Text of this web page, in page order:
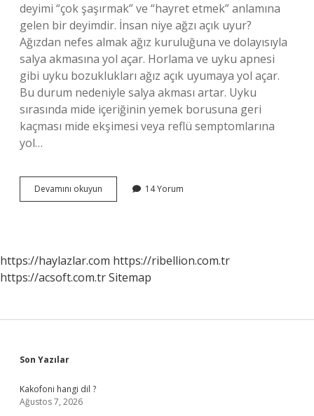
deyimi “çok şaşırmak” ve “hayret etmek” anlamına
gelen bir deyimdir. İnsan niye ağzı açık uyur?
Ağızdan nefes almak ağız kuruluğuna ve dolayısıyla
salya akmasına yol açar. Horlama ve uyku apnesi
gibi uyku bozuklukları ağız açık uyumaya yol açar.
Bu durum nedeniyle salya akması artar. Uyku
sırasında mide içeriğinin yemek borusuna geri
kaçması mide ekşimesi veya reflü semptomlarına
yol…
Devamını okuyun
Açık
14 Yorum
https://haylazlar.com https://ribellion.com.tr
https://acsoft.com.trSitemap
Sidebar
Son Yazılar
Kakofoni hangi dil ?
Ağustos 7, 2026